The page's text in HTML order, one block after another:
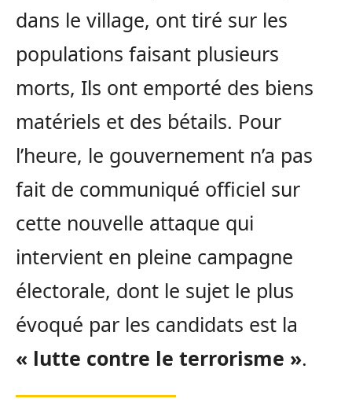
dans le village, ont tiré sur les
populations faisant plusieurs
morts, Ils ont emporté des biens
matériels et des bétails. Pour
l’heure, le gouvernement n’a pas
fait de communiqué officiel sur
cette nouvelle attaque qui
intervient en pleine campagne
électorale, dont le sujet le plus
évoqué par les candidats est la
« lutte contre le terrorisme ».